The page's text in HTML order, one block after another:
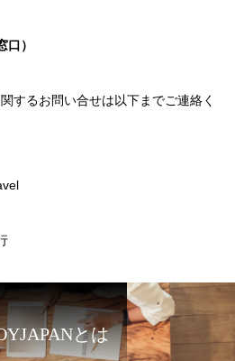
）
するお問い合せは以下までご連絡く
とは